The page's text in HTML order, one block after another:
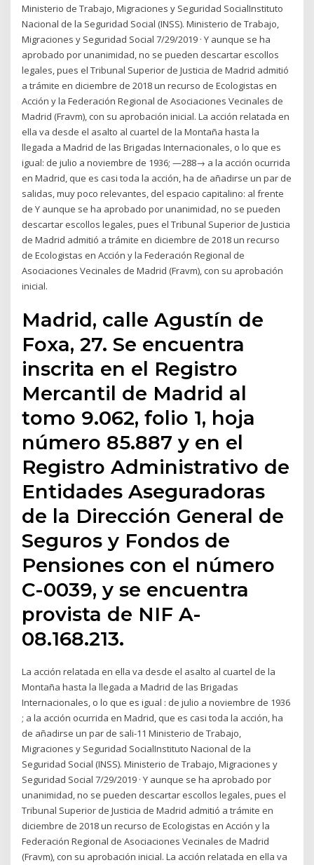
Ministerio de Trabajo, Migraciones y Seguridad SocialInstituto
Nacional de la Seguridad Social (INSS). Ministerio de Trabajo,
Migraciones y Seguridad Social 7/29/2019 · Y aunque se ha
aprobado por unanimidad, no se pueden descartar escollos
legales, pues el Tribunal Superior de Justicia de Madrid admitió
a trámite en diciembre de 2018 un recurso de Ecologistas en
Acción y la Federación Regional de Asociaciones Vecinales de
Madrid (Fravm), con su aprobación inicial. La acción relatada en
ella va desde el asalto al cuartel de la Montaña hasta la
llegada a Madrid de las Brigadas Internacionales, o lo que es
igual: de julio a noviembre de 1936; —288→ a la acción ocurrida
en Madrid, que es casi toda la acción, ha de añadirse un par de
salidas, muy poco relevantes, del espacio capitalino: al frente
de Y aunque se ha aprobado por unanimidad, no se pueden
descartar escollos legales, pues el Tribunal Superior de Justicia
de Madrid admitió a trámite en diciembre de 2018 un recurso
de Ecologistas en Acción y la Federación Regional de
Asociaciones Vecinales de Madrid (Fravm), con su aprobación
inicial.
Madrid, calle Agustín de
Foxa, 27. Se encuentra
inscrita en el Registro
Mercantil de Madrid al
tomo 9.062, folio 1, hoja
número 85.887 y en el
Registro Administrativo de
Entidades Aseguradoras
de la Dirección General de
Seguros y Fondos de
Pensiones con el número
C-0039, y se encuentra
provista de NIF A-
08.168.213.
La acción relatada en ella va desde el asalto al cuartel de la
Montaña hasta la llegada a Madrid de las Brigadas
Internacionales, o lo que es igual : de julio a noviembre de 1936
; a la acción ocurrida en Madrid, que es casi toda la acción, ha
de añadirse un par de sali-11 Ministerio de Trabajo,
Migraciones y Seguridad SocialInstituto Nacional de la
Seguridad Social (INSS). Ministerio de Trabajo, Migraciones y
Seguridad Social 7/29/2019 · Y aunque se ha aprobado por
unanimidad, no se pueden descartar escollos legales, pues el
Tribunal Superior de Justicia de Madrid admitió a trámite en
diciembre de 2018 un recurso de Ecologistas en Acción y la
Federación Regional de Asociaciones Vecinales de Madrid
(Fravm), con su aprobación inicial. La acción relatada en ella va